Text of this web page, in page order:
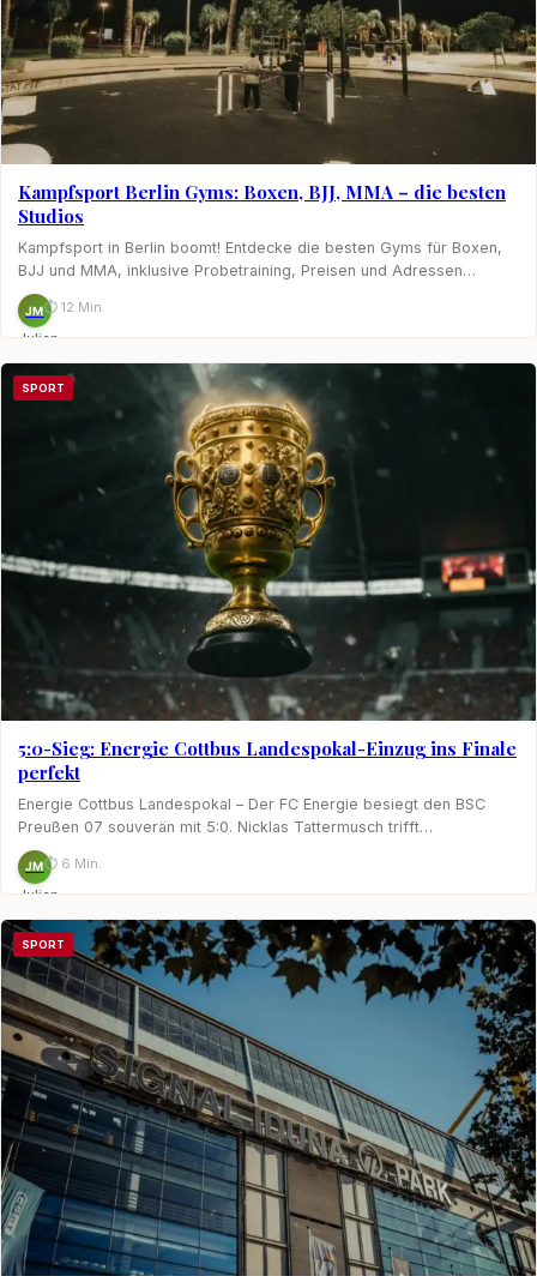
Kampfsport Berlin Gyms: Boxen, BJJ, MMA – die besten
Studios
Kampfsport in Berlin boomt! Entdecke die besten Gyms für Boxen,
BJJ und MMA, inklusive Probetraining, Preisen und Adressen…
JM
Julian
Möhring
⏱ 12 Min.
SPORT
5:0-Sieg: Energie Cottbus Landespokal-Einzug ins Finale
perfekt
Energie Cottbus Landespokal – Der FC Energie besiegt den BSC
Preußen 07 souverän mit 5:0. Nicklas Tattermusch trifft…
JM
Julian
⏱ 6 Min.
SPORT